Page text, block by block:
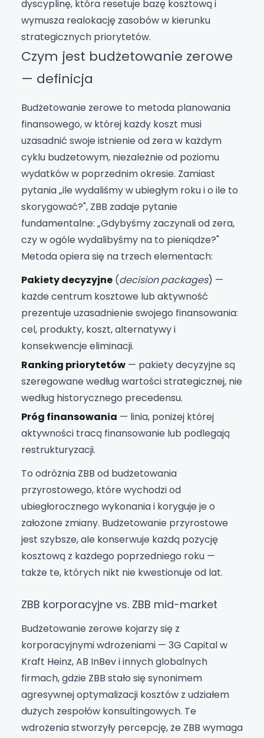
dyscyplinę, która resetuje bazę kosztową i
wymusza realokację zasobów w kierunku
strategicznych priorytetów.
Czym jest budżetowanie zerowe
— definicja
Budżetowanie zerowe to metoda planowania
finansowego, w której każdy koszt musi
uzasadnić swoje istnienie od zera w każdym
cyklu budżetowym, niezależnie od poziomu
wydatków w poprzednim okresie. Zamiast
pytania „ile wydaliśmy w ubiegłym roku i o ile to
skorygować?", ZBB zadaje pytanie
fundamentalne: „Gdybyśmy zaczynali od zera,
czy w ogóle wydalibyśmy na to pieniądze?"
Metoda opiera się na trzech elementach:
Pakiety decyzyjne (decision packages) —
każde centrum kosztowe lub aktywność
prezentuje uzasadnienie swojego finansowania:
cel, produkty, koszt, alternatywy i
konsekwencje eliminacji.
Ranking priorytetów — pakiety decyzyjne są
szeregowane według wartości strategicznej, nie
według historycznego precedensu.
Próg finansowania — linia, poniżej której
aktywności tracą finansowanie lub podlegają
restrukturyzacji.
To odróżnia ZBB od budżetowania
przyrostowego, które wychodzi od
ubiegłorocznego wykonania i koryguje je o
założone zmiany. Budżetowanie przyrostowe
jest szybsze, ale konserwuje każdą pozycję
kosztową z każdego poprzedniego roku —
także te, których nikt nie kwestionuje od lat.
ZBB korporacyjne vs. ZBB mid-market
Budżetowanie zerowe kojarzy się z
korporacyjnymi wdrożeniami — 3G Capital w
Kraft Heinz, AB InBev i innych globalnych
firmach, gdzie ZBB stało się synonimem
agresywnej optymalizacji kosztów z udziałem
dużych zespołów konsultingowych. Te
wdrożenia stworzyły percepcję, że ZBB wymaga